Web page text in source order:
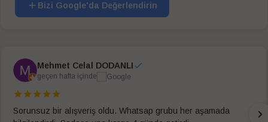
Bizi Google'da Değerlendirin
Mehmet Celal DODANLI
geçen hafta içinde
Sorunsuz bir alışveriş oldu. Whatsap grubu her aşamada